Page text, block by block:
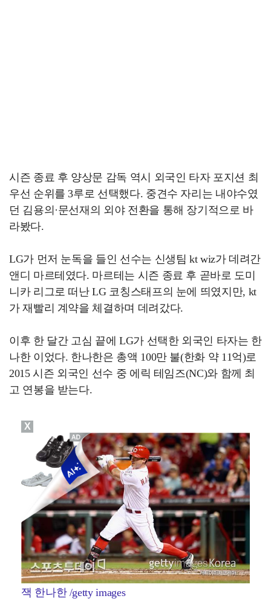
시즌 종료 후 양상문 감독 역시 외국인 타자 포지션 최
우선 순위를 3루로 선택했다. 중견수 자리는 내야수였
던 김용의·문선재의 외야 전환을 통해 장기적으로 바
라봤다.
LG가 먼저 눈독을 들인 선수는 신생팀 kt wiz가 데려간
앤디 마르테였다. 마르테는 시즌 종료 후 곧바로 도미
니카 리그로 떠난 LG 코칭스태프의 눈에 띄였지만, kt
가 재빨리 계약을 체결하며 데려갔다.
이후 한 달간 고심 끝에 LG가 선택한 외국인 타자는 한
나한 이었다. 한나한은 총액 100만 불(한화 약 11억)로
2015 시즌 외국인 선수 중 에릭 테임즈(NC)와 함께 최
고 연봉을 받는다.
잭 한나한 /getty images
X